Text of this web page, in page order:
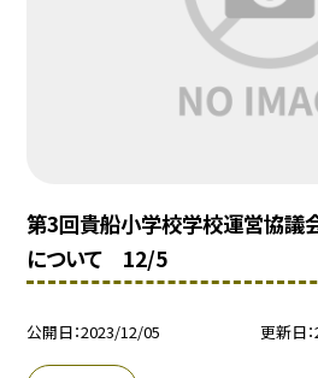
第3回貴船小学校学校運営協議
について 12/5
公開日 2023/12/05 更新日